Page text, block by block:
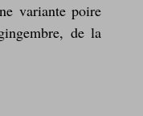
variante poire
de la